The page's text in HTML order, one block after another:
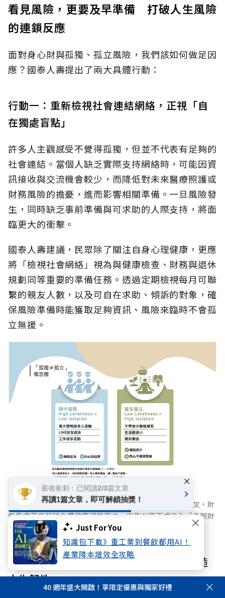
Just For You
知識包下載》重工業到餐飲都用AI！
產業降本增效全攻略
看見風險，更要及早準備 打破人生風險
的連鎖反應
面對身心財與孤獨、孤立風險，我們該如何做足因
應？國泰人壽提出了兩大具體行動：
行動一：重新檢視社會連結網絡，正視「自
在獨處盲點」
許多人主觀感受不覺得孤獨，但並不代表有足夠的
社會連結。當個人缺乏實際支持網絡時，可能因資
訊接收與交流機會較少，而降低對未來醫療照護或
財務風險的擔憂，進而影響相關準備。一旦風險發
生，同時缺乏事前準備與可求助的人際支持，將面
臨更大的衝擊。
國泰人壽建議，民眾除了關注自身心理健康，更應
將「檢視社會網絡」視為與健康檢查、財務與退休
規劃同等重要的準備任務。透過定期檢視每月可聯
繫的親友人數，以及可自在求助、傾訴的對象，確
保風險準備時能獲取足夠資訊、風險來臨時不會孤
立無援。
長照成本與通膨壓力雙重夾擊，國人風險意識迎來黃金交叉。財
務焦慮首度超越身體健康躍居首位，宣告台灣正式步入「長照財
務化」的關鍵轉折期。
行動二：提前整合身心財與社會網絡，打造
人生韌性
40 週年盛大開啟！享限定優惠與獨家好禮
最後衝刺：已閱讀2/3篇文章
再讀1篇文章，即可解鎖抽獎！
×